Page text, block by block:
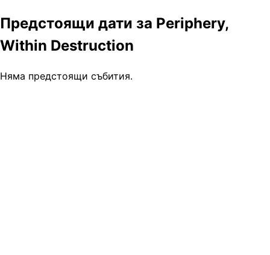
Предстоящи дати за Periphery,
Within Destruction
Няма предстоящи събития.